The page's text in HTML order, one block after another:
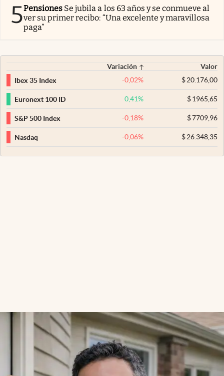
5Pensiones Se jubila a los 63 años y se conmueve al
ver su primer recibo: “Una excelente y maravillosa
paga”
Variación
Valor
Ibex 35 Index
-0,02% $20.176,00
Euronext 100 ID 0,41% $1965,65
S&P 500 Index -0,18% $7709,96
Nasdaq -0,06% $26.348,35